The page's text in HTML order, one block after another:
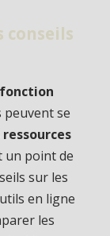
conseils
peuvent se
ressources
un point de
sur les
en ligne
les